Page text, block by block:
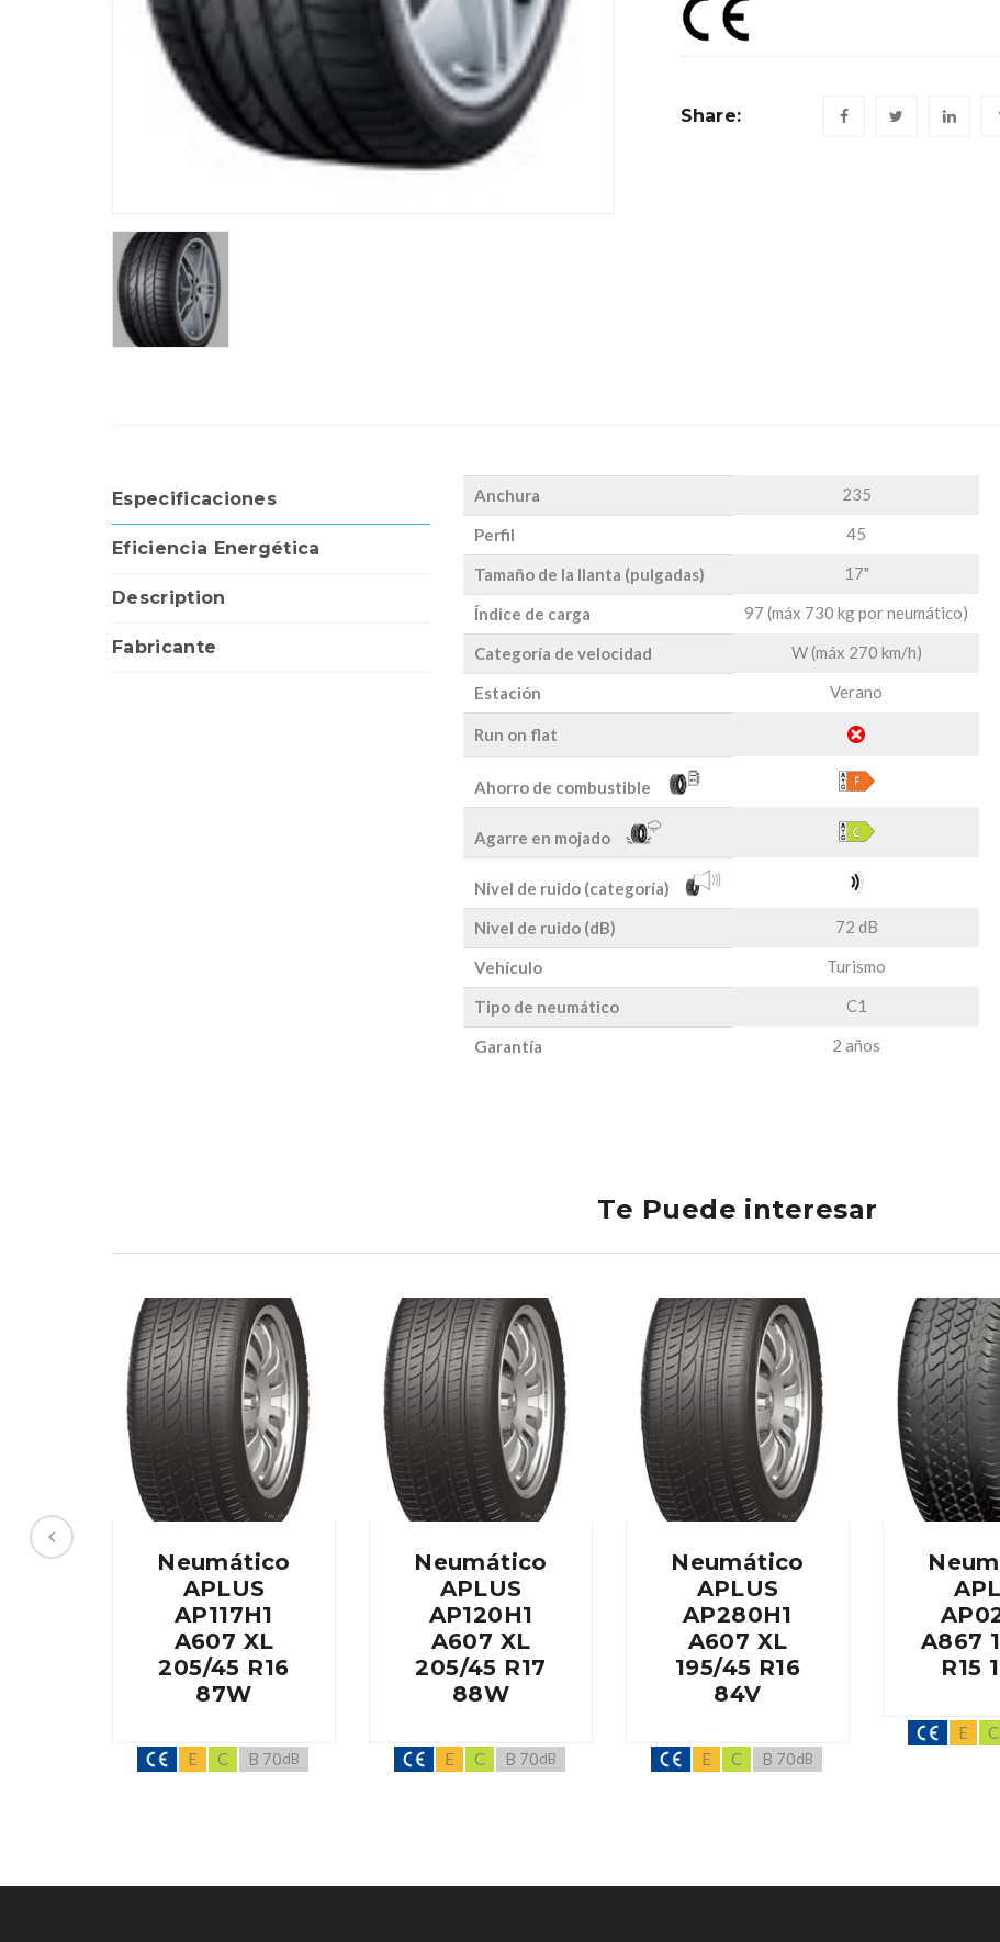
Share:
Especificaciones
Eficiencia Energética
Description
Fabricante
Anchura 235
Perfil 45
Tamaño de la llanta (pulgadas) 17"
Índice de carga 97 (máx 730 kg por neumático)
Categoría de velocidad W (máx 270 km/h)
Estación Verano
Run on flat
Ahorro de combustible
Agarre en mojado
Nivel de ruido (categoría)
Nivel de ruido (dB)
72 dB
Vehículo Turismo
Tipo de neumático C1
Garantía 2 años
Te Puede interesar
Neumático
APLUS
AP117H1
A607 XL
205/45 R16
87W
E C B 70dB
Neumático
APLUS
AP120H1
A607 XL
205/45 R17
88W
E C B 70dB
Neumático
APLUS
AP280H1
A607 XL
195/45 R16
84V
E C B 70dB
A867
R15
E C